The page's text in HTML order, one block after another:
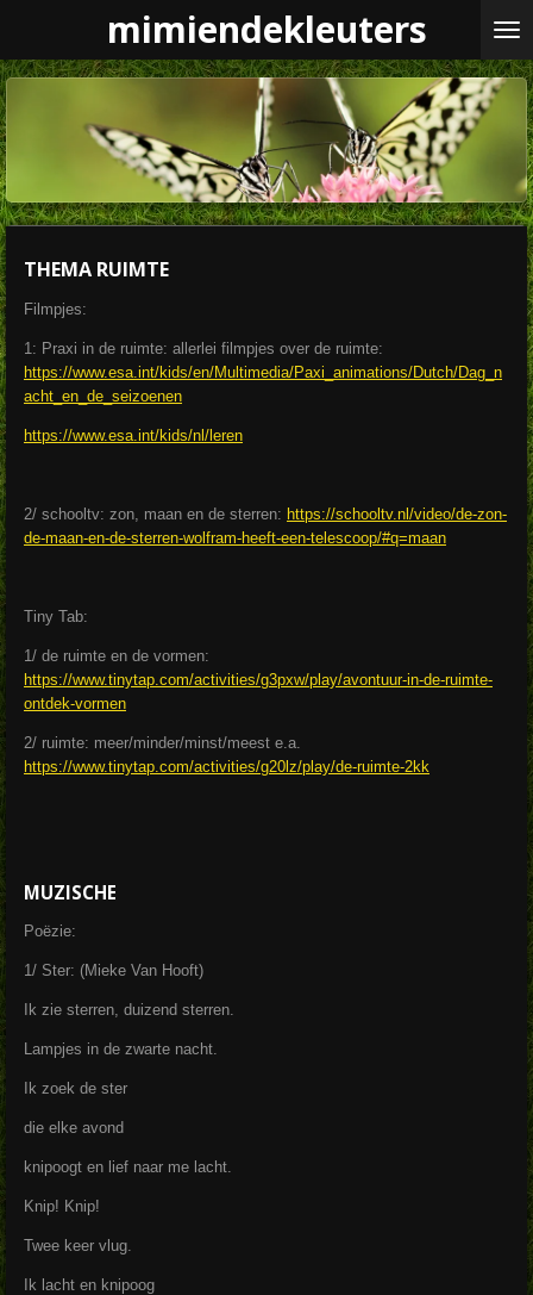
naar
mimiendekleuters
THEMA RUIMTE
Filmpjes:
1: Praxi in de ruimte: allerlei filmpjes over de ruimte:
https://www.esa.int/kids/en/Multimedia/Paxi_animations/Dutch/Dag_n
acht_en_de_seizoenen
https://www.esa.int/kids/nl/leren
2/ schooltv: zon, maan en de sterren: https://schooltv.nl/video/de-zon-
de-maan-en-de-sterren-wolfram-heeft-een-telescoop/#q=maan
Tiny Tab:
1/ de ruimte en de vormen:
https://www.tinytap.com/activities/g3pxw/play/avontuur-in-de-ruimte-
ontdek-vormen
2/ ruimte: meer/minder/minst/meest e.a.
https://www.tinytap.com/activities/g20lz/play/de-ruimte-2kk
MUZISCHE
Poëzie:
1/ Ster: (Mieke Van Hooft)
Ik zie sterren, duizend sterren.
Lampjes in de zwarte nacht.
Ik zoek de ster
die elke avond
knipoogt en lief naar me lacht.
Knip! Knip!
Twee keer vlug.
Ik lacht en knipoog